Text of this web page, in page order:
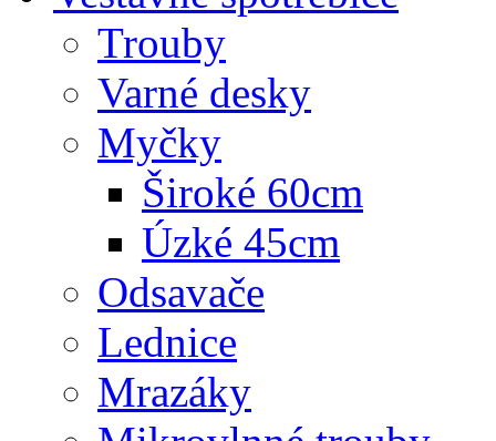
Trouby
Varné desky
Myčky
Široké 60cm
Úzké 45cm
Odsavače
Lednice
Mrazáky